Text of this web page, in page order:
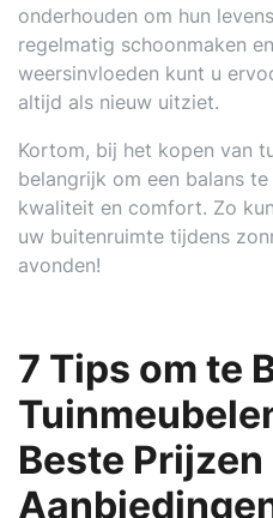
onderhouden om hun
regelmatig schoonmaken
weersinvloeden kunt u
altijd als nieuw uitziet.
Kortom, bij het kopen van
belangrijk om een balans
kwaliteit en comfort. Zo
uw buitenruimte tijdens
avonden!
7 Tips om te
Beste Prijzen